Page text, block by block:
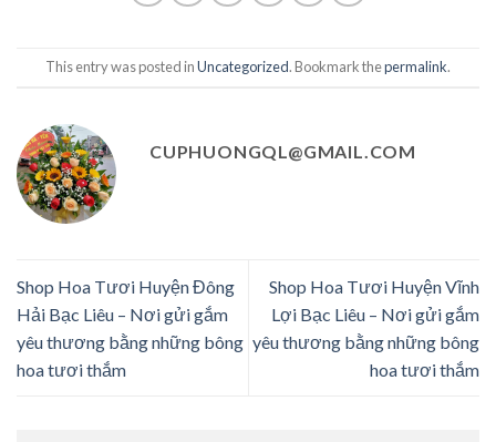
This entry was posted inUncategorized. Bookmark thepermalink.
CUPHUONGQL@GMAIL.COM
Shop Hoa Tươi Huyện Đông
Hải Bạc Liêu – Nơi gửi gắm
yêu thương bằng những bông
hoa tươi thắm
Shop Hoa Tươi Huyện Vĩnh
Lợi Bạc Liêu – Nơi gửi gắm
yêu thương bằng những bông
hoa tươi thắm